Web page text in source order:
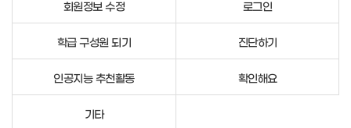
회원정보 수정 로그인
학급 구성원 되기 진단하기
인공지능 추천활동 확인해요
기타